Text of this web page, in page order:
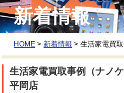
新着情報
HOME > 新着情報 > 生活家電買取
生活家電買取事例（ナノ
平岡店